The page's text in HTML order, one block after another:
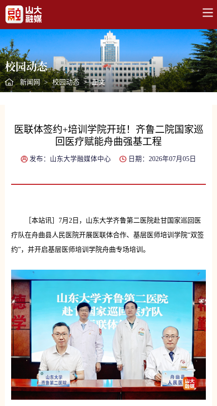
校园动态
新闻网 > 校园动态 > 正文
医联体签约+培训学院开班！齐鲁二院国家巡
回医疗赋能舟曲强基工程
发布：山东大学融媒体中心 日期：2026年07月05日
［本站讯］7月2日，山东大学齐鲁第二医院赴甘国家巡回医
疗队在舟曲县人民医院开展医联体合作、基层医师培训学院“双签
约”，并开启基层医师培训学院舟曲专场培训。